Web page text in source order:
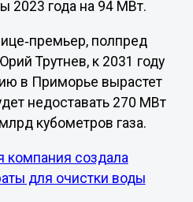
2023 года на 94 МВт.
полпред
Трутнев, к 2031 году
в Приморье вырастет
недоставать 270 МВт
кубометров газа.
компания создала
для очистки воды